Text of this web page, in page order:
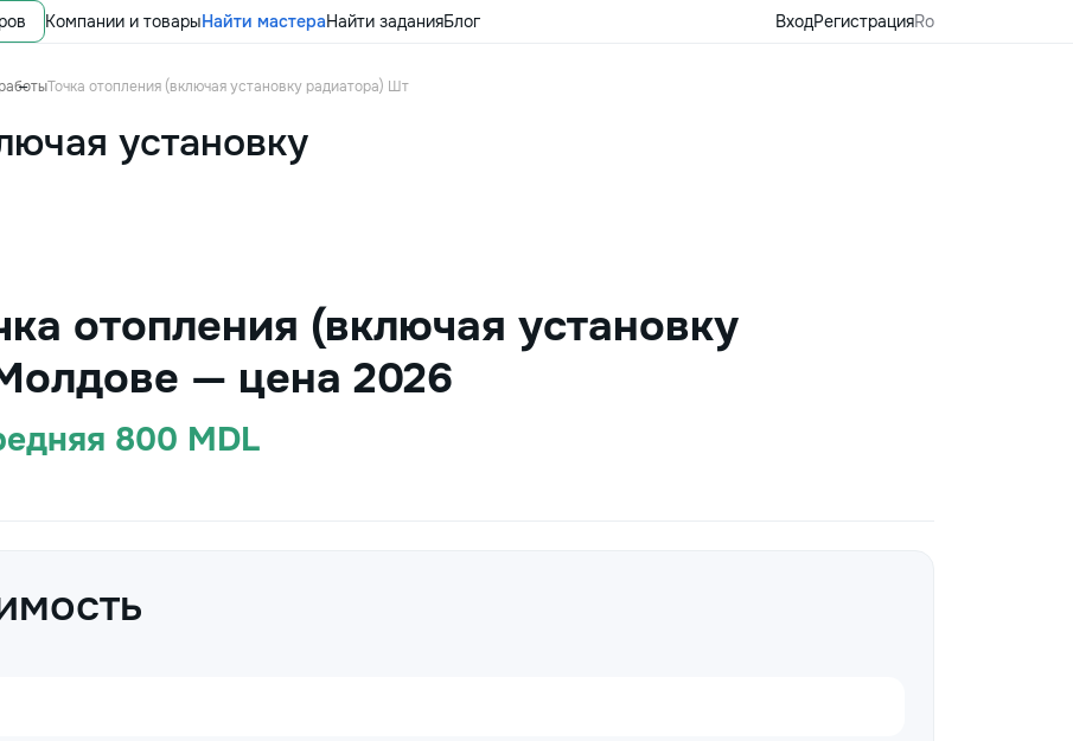
Компании и товарыНайти мастераНайти заданияБлог ВходРегистрацияRo
Точка отопления (включая установку радиатора) Шт
установку
отопления (включая установку
— цена 2026
800 MDL